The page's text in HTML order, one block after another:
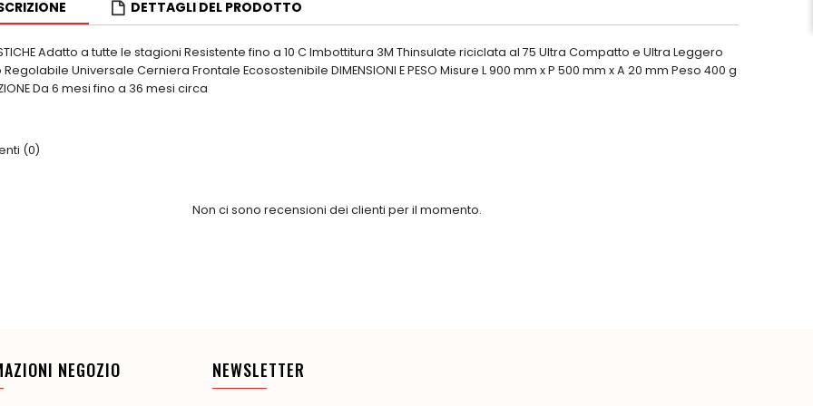
DETTAGLI DEL PRODOTTO
Adatto a tutte le stagioni Resistente fino a 10 C Imbottitura 3M Thinsulate riciclata al 75 Ultra Compatto e Ultra Leggero
Universale Cerniera Frontale Ecosostenibile DIMENSIONI E PESO Misure L 900 mm x P 500 mm x A 20 mm Peso 400 g
Da 6 mesi fino a 36 mesi circa
(0)
Non ci sono recensioni dei clienti per il momento.
NEGOZIO NEWSLETTER